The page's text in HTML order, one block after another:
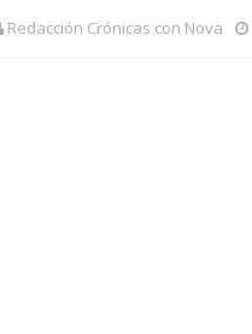
Redacción Crónicas con Nova